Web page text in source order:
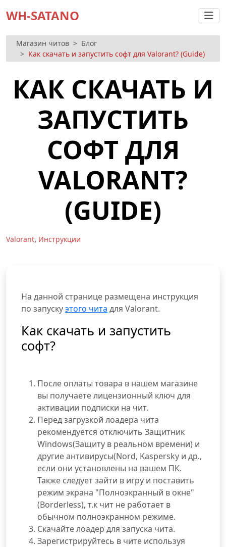
WH-SATANO
Магазин читов
Блог
Как скачать и запустить софт для Valorant? (Guide)
КАК СКАЧАТЬ И
ЗАПУСТИТЬ
СОФТ ДЛЯ
VALORANT?
(GUIDE)
Valorant, Инструкции
На данной странице размещена инструкция
по запускуэтого чита для Valorant.
Как скачать и запустить
софт?
После оплаты товара в нашем магазине
вы получаете лицензионный ключ для
активации подписки на чит.
Перед загрузкой лоадера чита
рекомендуется отключить Защитник
Windows(Защиту в реальном времени) и
другие антивирусы(Nord, Kaspersky и др.,
если они установлены на вашем ПК.
Также следует зайти в игру и поставить
режим экрана "Полноэкранный в окне"
(Borderless), т.к чит не работает в
обычном полноэкранном режиме.
Скачайте лоадер для запуска чита.
Зарегистрируйтесь в чите используя